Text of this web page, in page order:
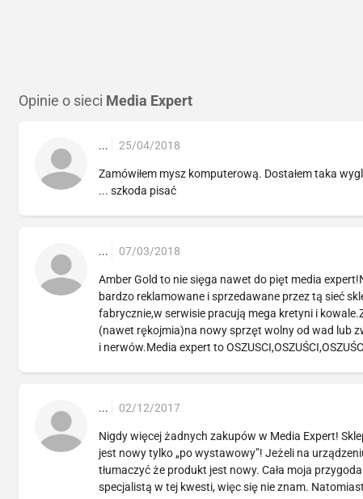
Opinie o sieci Media Expert
... 25/04/2018
Zamówiłem mysz komputerową. Dostałem taka
... szkoda pisać
... 07/03/2018
Amber Gold to nie sięga nawet do pięt media
bardzo reklamowane i sprzedawane przez tą sieć
fabrycznie,w serwisie pracują mega kretyni i
(nawet rękojmia)na nowy sprzęt wolny od wad lub
i nerwów.Media expert to
... 02/12/2017
Nigdy więcej żadnych zakupów w Media Expert!
jest nowy tylko „po wystawowy”! Jeżeli na
tłumaczyć że produkt jest nowy. Cała moja
specjalistą w tej kwesti, więc się nie znam.